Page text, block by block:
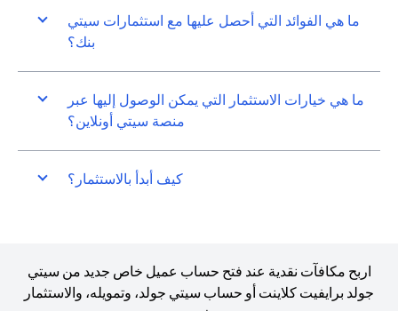
ما هي الفوائد التي أحصل عليها مع استثمارات سيتي
بنك؟
ما هي خيارات الاستثمار التي يمكن الوصول إليها عبر
منصة سيتي أونلاين؟
كيف أبدأ بالاستثمار؟
اربح مكافآت نقدية عند فتح حساب عميل خاص جديد من سيتي
جولد برايفيت كلاينت أو حساب سيتي جولد، وتمويله، والاستثمار